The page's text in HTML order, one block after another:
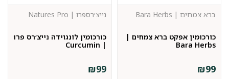
כורכומין אפקט ברא צמחים |
Bara Herbs
ברא צמחים | Bara Herbs
₪99
כורכומין לונגוידה נייצ׳רס פרו
| Curcumin
נייצ׳רספרו | Natures Pro
₪99